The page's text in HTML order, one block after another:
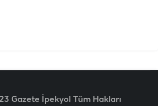
Gazete İpekyol Tüm Hakları